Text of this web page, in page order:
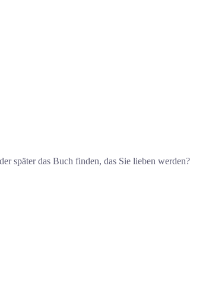
später das Buch finden, das Sie lieben werden?